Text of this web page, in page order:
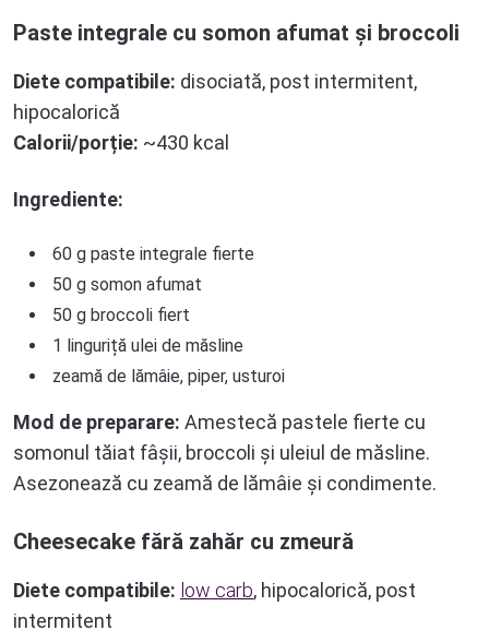
Paste integrale cu somon afumat și broccoli
Diete compatibile: disociată, post intermitent,
hipocalorică
Calorii/porție: ~430 kcal
Ingrediente:
60 g paste integrale fierte
50 g somon afumat
50 g broccoli fiert
1 linguriță ulei de măsline
zeamă de lămâie, piper, usturoi
Mod de preparare: Amestecă pastele fierte cu
somonul tăiat fâșii, broccoli și uleiul de măsline.
Asezonează cu zeamă de lămâie și condimente.
Cheesecake fără zahăr cu zmeură
Diete compatibile: low carb, hipocalorică, post
intermitent